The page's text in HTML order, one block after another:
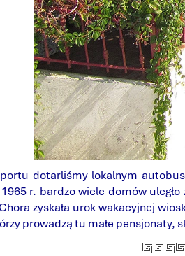
dotarliśmy lokalnym
r. bardzo wiele domów
zyskała urok wakacyjnej
prowadzą tu małe pensjonaty,